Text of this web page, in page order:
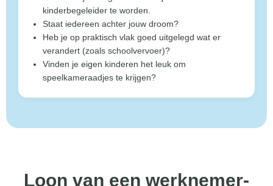
kinderbegeleider te worden.
Staat iedereen achter jouw droom?
Heb je op praktisch vlak goed uitgelegd wat er
verandert (zoals schoolvervoer)?
Vinden je eigen kinderen het leuk om
speelkameraadjes te krijgen?
Loon van een werknemer-